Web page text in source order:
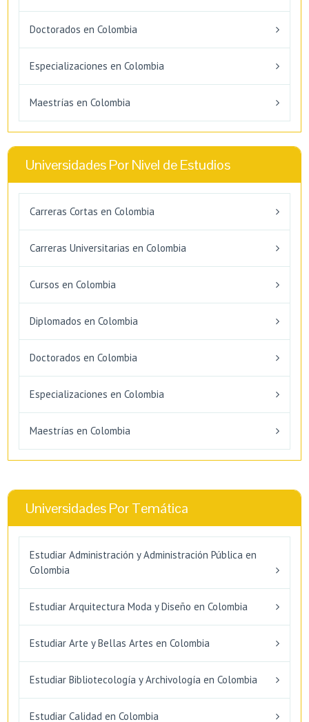
Doctorados en Colombia
Especializaciones en Colombia
Maestrías en Colombia
Universidades Por Nivel de Estudios
Carreras Cortas en Colombia
Carreras Universitarias en Colombia
Cursos en Colombia
Diplomados en Colombia
Doctorados en Colombia
Especializaciones en Colombia
Maestrías en Colombia
Universidades Por Temática
Estudiar Administración y Administración Pública en
Colombia
Estudiar Arquitectura Moda y Diseño en Colombia
Estudiar Arte y Bellas Artes en Colombia
Estudiar Bibliotecología y Archivología en Colombia
Estudiar Calidad en Colombia